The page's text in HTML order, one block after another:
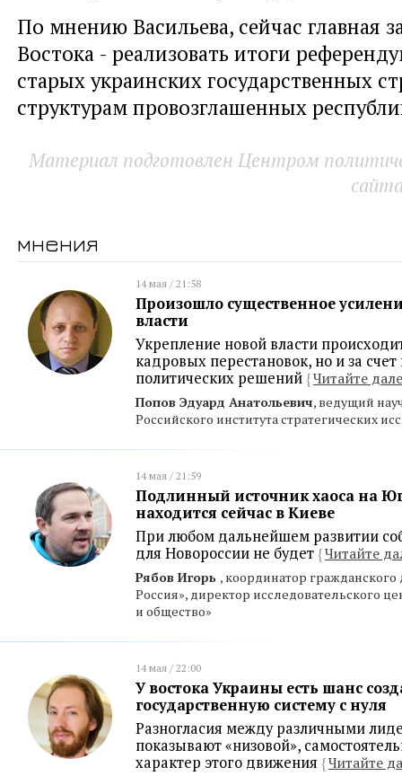
По мнению Васильева, сейчас главная
Востока - реализовать итоги
старых украинских государственных
структурам провозглашенных
Материал подготовлен Центром
мнения
14 мая / 21:58
Произошло существенное
власти
Укрепление новой власти
кадровых перестановок, но и за
политических решений {Читайте
Попов Эдуард Анатольевич, ведущий
Российского института стратегических
14 мая / 21:59
Подлинный источник хаоса на
находится сейчас в Киеве
При любом дальнейшем развитии
для Новороссии не будет {Читайте
Рябов Игорь , координатор
Россия», директор исследовательского
и общество»
14 мая / 22:00
У востока Украины есть шанс
государственную систему с нуля
Разногласия между различными
показывают «низовой»,
характер этого движения {Читайте